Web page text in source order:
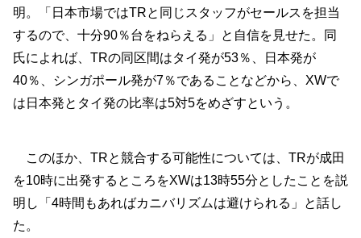
明。「日本市場ではTRと同じスタッフがセールスを担当
するので、十分90％台をねらえる」と自信を見せた。同
氏によれば、TRの同区間はタイ発が53％、日本発が
40％、シンガポール発が7％であることなどから、XWで
は日本発とタイ発の比率は5対5をめざすという。
このほか、TRと競合する可能性については、TRが成田
を10時に出発するところをXWは13時55分としたことを説
明し「4時間もあればカニバリズムは避けられる」と話し
た。